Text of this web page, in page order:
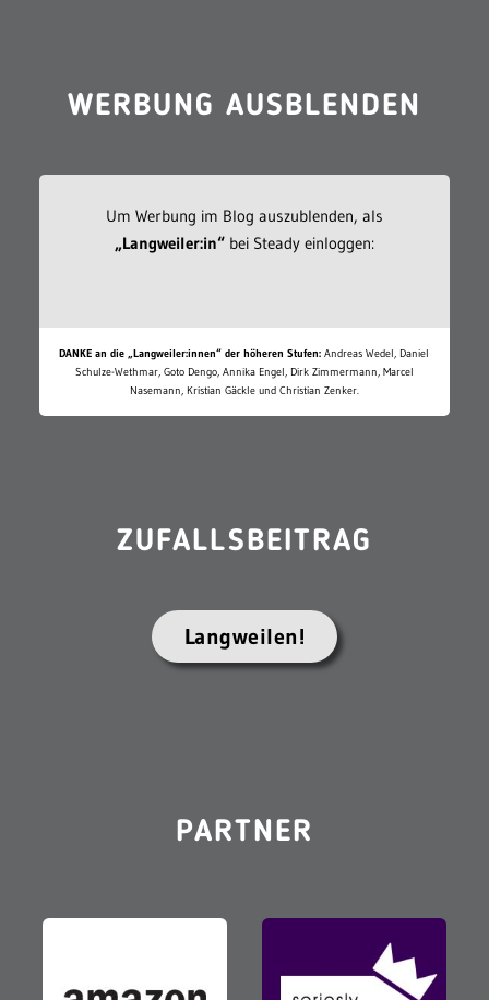
WERBUNG AUSBLENDEN
Um Werbung im Blog auszublenden, als
„Langweiler:in“bei Steady einloggen:
DANKE an die „Langweiler:innen“ der höheren Stufen: Andreas Wedel, Daniel
Schulze-Wethmar, Goto Dengo, Annika Engel, Dirk Zimmermann, Marcel
Nasemann, Kristian Gäckle und Christian Zenker.
ZUFALLSBEITRAG
Langweilen!
PARTNER